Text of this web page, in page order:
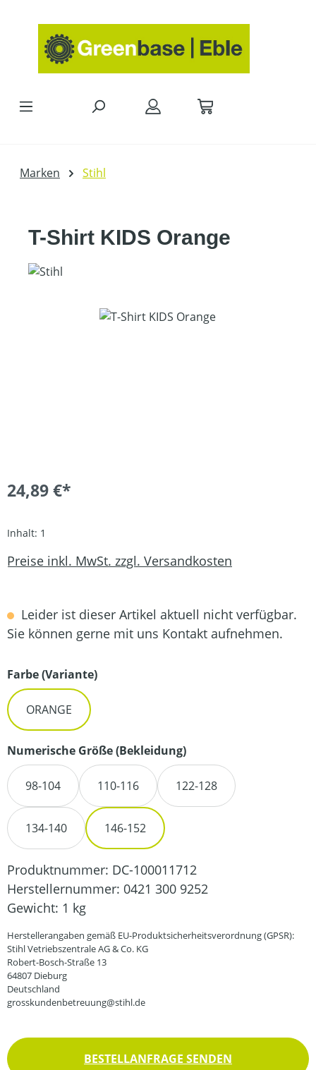
Marken Stihl
T-Shirt KIDS Orange
Bildergalerie überspringen
24,89 €*
Inhalt: 1
Preise inkl. MwSt. zzgl. Versandkosten
Leider ist dieser Artikel aktuell nicht verfügbar.
Sie können gerne mit uns Kontakt aufnehmen.
Farbe (Variante)auswählen
ORANGE
Numerische Größe (Bekleidung)auswählen
98-104 110-116 122-128
134-140 146-152
Produktnummer: DC-100011712
Herstellernummer: 0421 300 9252
Gewicht: 1 kg
Herstellerangaben gemäß EU-Produktsicherheitsverordnung (GPSR):
Stihl Vetriebszentrale AG & Co. KG
Robert-Bosch-Straße 13
64807 Dieburg
Deutschland
grosskundenbetreuung@stihl.de
BESTELLANFRAGE SENDEN